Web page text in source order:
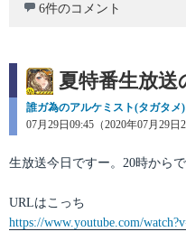
6件のコメント
夏特番生放送
カ
テ
リ
誰ガ為のアルケミスト(タガタメ)
07月29日09:45（2020年07月29日
生放送今日ですー。20時から
URLはこっち
https://www.youtube.com/